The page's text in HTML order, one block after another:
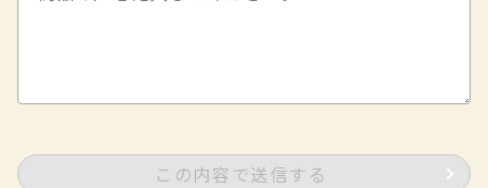
この内容で送信する